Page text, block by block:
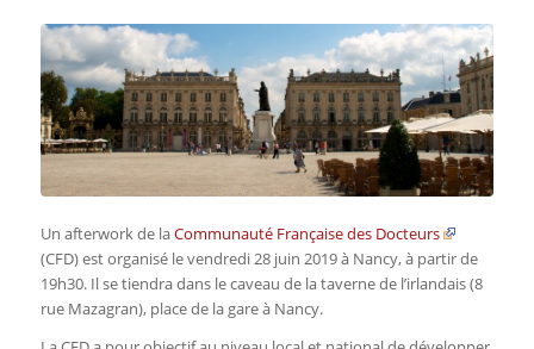
Un afterwork de laCommunauté Française des Docteurs
(CFD) est organisé le vendredi 28 juin 2019 à Nancy, à partir de
19h30. Il se tiendra dans le caveau de la taverne de l’irlandais (8
rue Mazagran), place de la gare à Nancy.